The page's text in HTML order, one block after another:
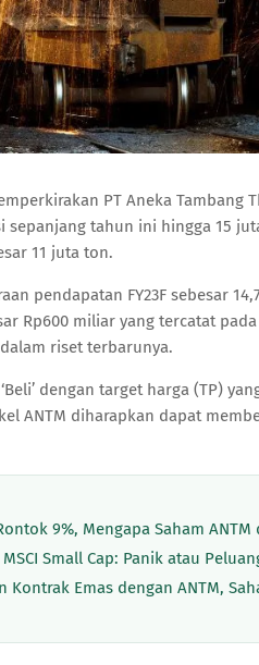
PT Aneka
tahun ini hingga 15
11 juta ton.
pendapatan FY23F sebesar
Rp600 miliar yang tercatat pada
riset terbarunya.
dengan target harga (TP)
ANTM diharapkan dapat
9%, Mengapa Saham ANTM
Small Cap: Panik atau
Kontrak Emas dengan ANTM,